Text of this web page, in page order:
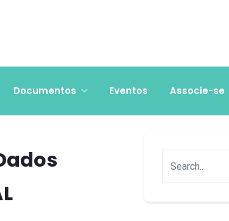
Documentos Eventos Associe-se